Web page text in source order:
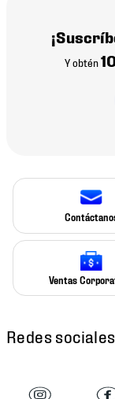
Y obtén
Ventas
Redes sociales